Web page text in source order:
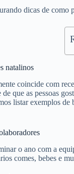
dicas de
natalinos
coincide com
que as pessoas
listar exemplos de
o ano com a
comes, bebes e